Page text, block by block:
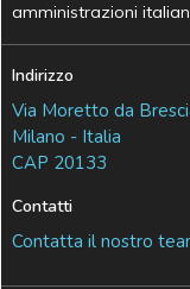
amministrazioni
Indirizzo
Via Moretto da
Milano - Italia
CAP 20133
Contatti
Contatta il nostro